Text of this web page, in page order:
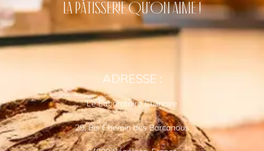
LA PÂTISSERIE QU'ON AIME !
ADRESSE :
Le Laboratoire Culinaire
29, Bis Chemin des Barcanous